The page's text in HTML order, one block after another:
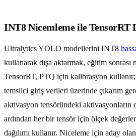
INT8 Nicemleme ile TensorRT
Ultralytics YOLO modellerini INT8
kullanarak dışa aktarmak, eğitim
TensorRT, PTQ için kalibrasyon
temsilci giriş verileri üzerinde çıkarım
aktivasyon tensöründeki aktivasyonların
ardından her bir tensör için ölçek
dağılımı kullanır. Niceleme için aday